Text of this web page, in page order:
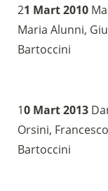
21 Mart 2010
Maria Alunni,
Bartoccini
10 Mart 2013
Orsini,
Bartoccini
IBAN:
(clicca per copiare)